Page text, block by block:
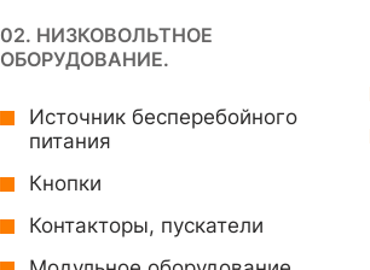
02. НИЗКОВОЛЬТНОЕ
ОБОРУДОВАНИЕ.
Источник бесперебойного
питания
Кнопки
Контакторы, пускатели